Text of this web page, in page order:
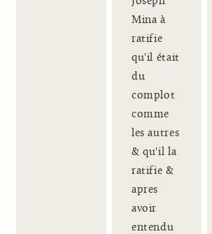
Mina à
ratifie
qu'il était
du
complot
comme
les autres
& qu'il la
ratifie &
apres
avoir
entendu